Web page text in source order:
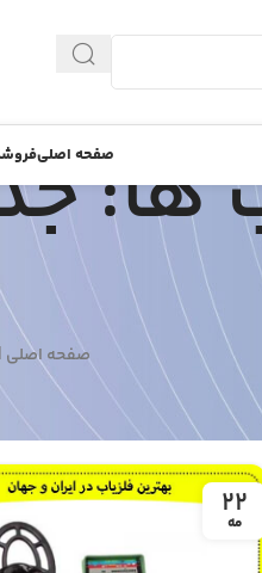
صفحه اصلیها:
صفحه اصلی |
22
مه